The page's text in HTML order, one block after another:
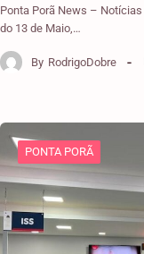
Ponta Porã News –
do 13 de Maio,…
By RodrigoDobre
PONTA PORÃ